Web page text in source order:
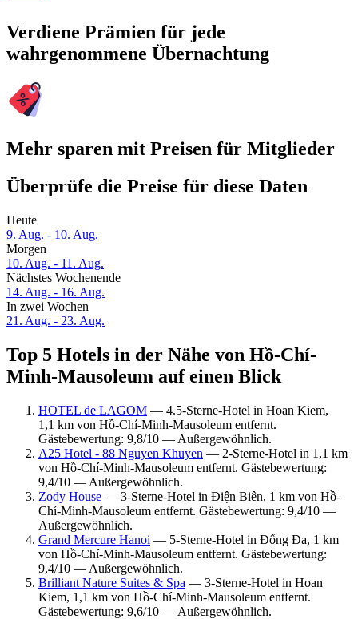
Verdiene Prämien für jede
wahrgenommene Übernachtung
Mehr sparen mit Preisen für Mitglieder
Überprüfe die Preise für diese Daten
Heute
9. Aug. - 10. Aug.
Morgen
10. Aug. - 11. Aug.
Nächstes Wochenende
14. Aug. - 16. Aug.
In zwei Wochen
21. Aug. - 23. Aug.
Top 5 Hotels in der Nähe von Hồ-Chí-
Minh-Mausoleum auf einen Blick
HOTEL de LAGOM — 4.5-Sterne-Hotel in Hoan Kiem,
1,1 km von Hồ-Chí-Minh-Mausoleum entfernt.
Gästebewertung: 9,8/10 — Außergewöhnlich.
A25 Hotel - 88 Nguyen Khuyen — 2-Sterne-Hotel in 1,1 km
von Hồ-Chí-Minh-Mausoleum entfernt. Gästebewertung:
9,4/10 — Außergewöhnlich.
Zody House — 3-Sterne-Hotel in Điện Biên, 1 km von Hồ-
Chí-Minh-Mausoleum entfernt. Gästebewertung: 9,4/10 —
Außergewöhnlich.
Grand Mercure Hanoi — 5-Sterne-Hotel in Đống Đa, 1 km
von Hồ-Chí-Minh-Mausoleum entfernt. Gästebewertung:
9,4/10 — Außergewöhnlich.
Brilliant Nature Suites & Spa — 3-Sterne-Hotel in Hoan
Kiem, 1,1 km von Hồ-Chí-Minh-Mausoleum entfernt.
Gästebewertung: 9,6/10 — Außergewöhnlich.